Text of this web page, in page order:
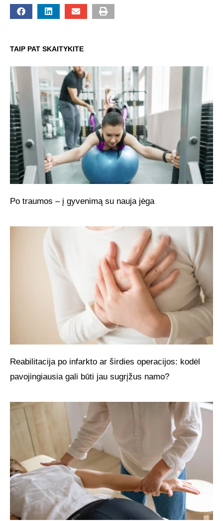
TAIP PAT SKAITYKITE
Po traumos – į gyvenimą su nauja jėga
Reabilitacija po infarkto ar širdies operacijos: kodėl
pavojingiausia gali būti jau sugrįžus namo?